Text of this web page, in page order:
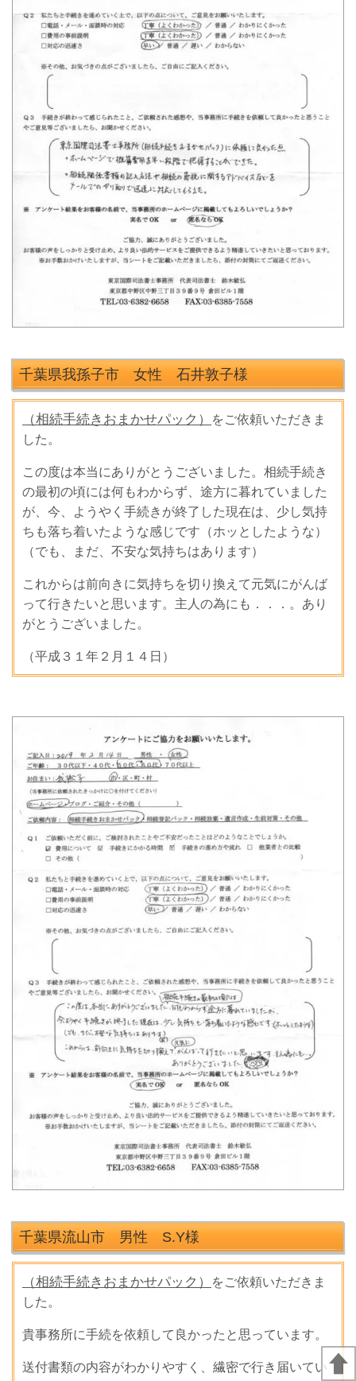
千葉県我孫子市 女性 石井敦子様
（相続手続きおまかせパック）
をご依頼いただきま
した。
この度は本当にありがとうございました。相続手続き
の最初の頃には何もわからず、途方に暮れていました
が、今、ようやく手続きが終了した現在は、少し気持
ちも落ち着いたような感じです（ホッとしたような）
（でも、まだ、不安な気持ちはあります）
これからは前向きに気持ちを切り換えて元気にがんば
って行きたいと思います。主人の為にも．．．。あり
がとうございました。
（平成３１年２月１４日）
千葉県流山市 男性 S.Y様
（相続手続きおまかせパック）
をご依頼いただきま
した。
貴事務所に手続を依頼して良かったと思っています。
送付書類の内容がわかりやすく、繊密で行き届いてい